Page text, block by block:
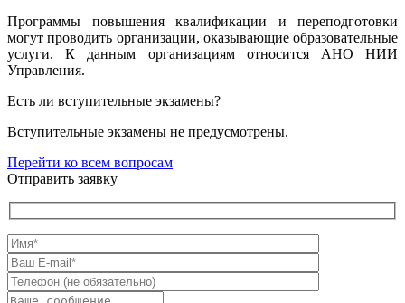
Программы повышения квалификации и переподготовки
могут проводить организации, оказывающие образовательные
услуги. К данным организациям относится АНО НИИ
Управления.
Есть ли вступительные экзамены?
Вступительные экзамены не предусмотрены.
Перейти ко всем вопросам
Отправить заявку